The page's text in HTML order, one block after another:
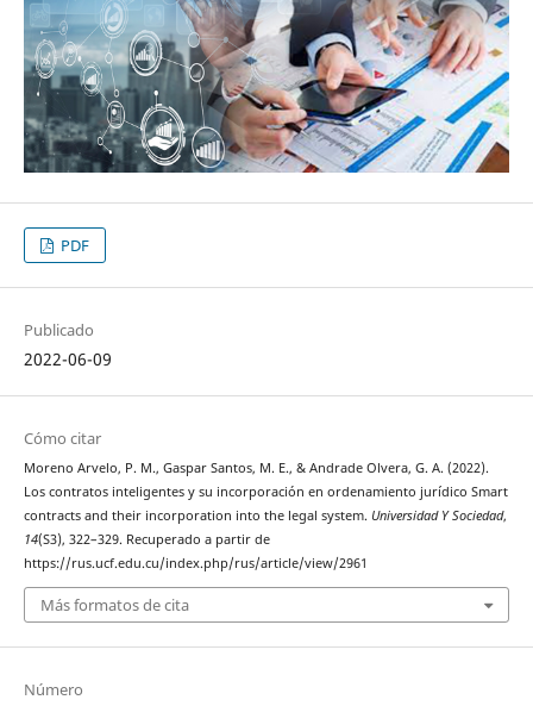
PDF
Publicado
2022-06-09
Cómo citar
Moreno Arvelo, P. M., Gaspar Santos, M. E., & Andrade Olvera, G. A. (2022).
Los contratos inteligentes y su incorporación en ordenamiento jurídico Smart
contracts and their incorporation into the legal system. Universidad Y Sociedad,
14(S3), 322–329. Recuperado a partir de
https://rus.ucf.edu.cu/index.php/rus/article/view/2961
Más formatos de cita
Número